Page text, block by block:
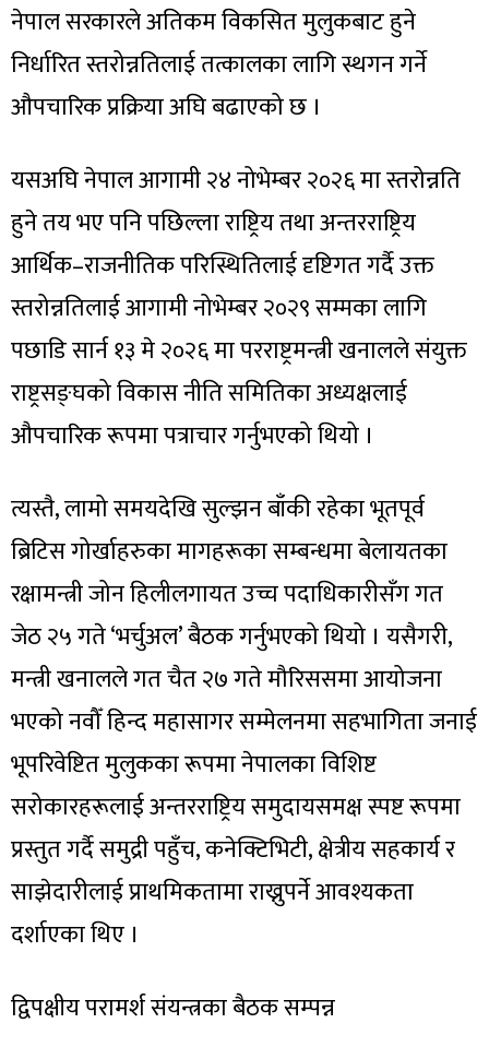
नेपाल सरकारले अतिकम विकसित मुलुकबाट हुने
निर्धारित स्तरोन्नतिलाई तत्कालका लागि स्थगन गर्ने
औपचारिक प्रक्रिया अघि बढाएको छ ।
यसअघि नेपाल आगामी २४ नोभेम्बर २०२६ मा स्तरोन्नति
हुने तय भए पनि पछिल्ला राष्ट्रिय तथा अन्तरराष्ट्रिय
आर्थिक–राजनीतिक परिस्थितिलाई दृष्टिगत गर्दै उक्त
स्तरोन्नतिलाई आगामी नोभेम्बर २०२९ सम्मका लागि
पछाडि सार्न १३ मे २०२६ मा परराष्ट्रमन्त्री खनालले संयुक्त
राष्ट्रसङ्घको विकास नीति समितिका अध्यक्षलाई
औपचारिक रूपमा पत्राचार गर्नुभएको थियो ।
त्यस्तै, लामो समयदेखि सुल्झन बाँकी रहेका भूतपूर्व
ब्रिटिस गोर्खाहरुका मागहरूका सम्बन्धमा बेलायतका
रक्षामन्त्री जोन हिलीलगायत उच्च पदाधिकारीसँग गत
जेठ २५ गते ‘भर्चुअल’ बैठक गर्नुभएको थियो । यसैगरी,
मन्त्री खनालले गत चैत २७ गते मौरिससमा आयोजना
भएको नवौँ हिन्द महासागर सम्मेलनमा सहभागिता जनाई
भूपरिवेष्टित मुलुकका रूपमा नेपालका विशिष्ट
सरोकारहरूलाई अन्तरराष्ट्रिय समुदायसमक्ष स्पष्ट रूपमा
प्रस्तुत गर्दै समुद्री पहुँच, कनेक्टिभिटी, क्षेत्रीय सहकार्य र
साझेदारीलाई प्राथमिकतामा राख्नुपर्ने आवश्यकता
दर्शाएका थिए ।
द्विपक्षीय परामर्श संयन्त्रका बैठक सम्पन्न